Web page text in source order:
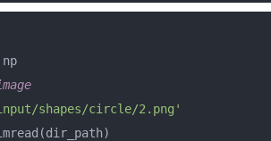
shapes/circle/2.png'